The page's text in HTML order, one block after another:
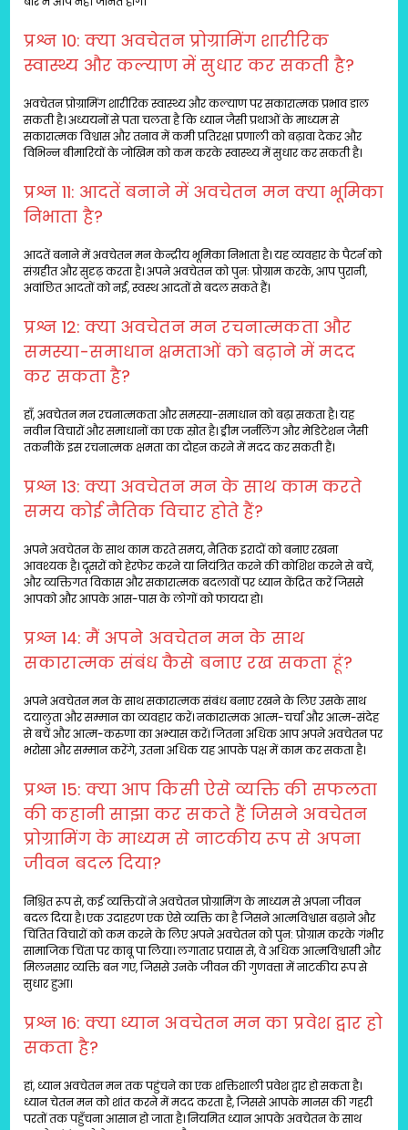
प्रश्न 10: क्या अवचेतन प्रोग्रामिंग शारीरिक
स्वास्थ्य और कल्याण में सुधार कर सकती है?
अवचेतन प्रोग्रामिंग शारीरिक स्वास्थ्य और कल्याण पर सकारात्मक प्रभाव डाल
सकती है। अध्ययनों से पता चलता है कि ध्यान जैसी प्रथाओं के माध्यम से
सकारात्मक विश्वास और तनाव में कमी प्रतिरक्षा प्रणाली को बढ़ावा देकर और
विभिन्न बीमारियों के जोखिम को कम करके स्वास्थ्य में सुधार कर सकती है।
प्रश्न 11: आदतें बनाने में अवचेतन मन क्या भूमिका
निभाता है?
आदतें बनाने में अवचेतन मन केन्द्रीय भूमिका निभाता है। यह व्यवहार के पैटर्न को
संग्रहीत और सुदृढ़ करता है। अपने अवचेतन को पुनः प्रोग्राम करके, आप पुरानी, ​​
अवांछित आदतों को नई, स्वस्थ आदतों से बदल सकते हैं।
प्रश्न 12: क्या अवचेतन मन रचनात्मकता और
समस्या-समाधान क्षमताओं को बढ़ाने में मदद
कर सकता है?
हाँ, अवचेतन मन रचनात्मकता और समस्या-समाधान को बढ़ा सकता है। यह
नवीन विचारों और समाधानों का एक स्रोत है। ड्रीम जर्नलिंग और मेडिटेशन जैसी
तकनीकें इस रचनात्मक क्षमता का दोहन करने में मदद कर सकती हैं।
प्रश्न 13: क्या अवचेतन मन के साथ काम करते
समय कोई नैतिक विचार होते हैं?
अपने अवचेतन के साथ काम करते समय, नैतिक इरादों को बनाए रखना
आवश्यक है। दूसरों को हेरफेर करने या नियंत्रित करने की कोशिश करने से बचें,
और व्यक्तिगत विकास और सकारात्मक बदलावों पर ध्यान केंद्रित करें जिससे
आपको और आपके आस-पास के लोगों को फायदा हो।
प्रश्न 14: मैं अपने अवचेतन मन के साथ
सकारात्मक संबंध कैसे बनाए रख सकता हूं?
अपने अवचेतन मन के साथ सकारात्मक संबंध बनाए रखने के लिए उसके साथ
दयालुता और सम्मान का व्यवहार करें। नकारात्मक आत्म-चर्चा और आत्म-संदेह
से बचें और आत्म-करुणा का अभ्यास करें। जितना अधिक आप अपने अवचेतन पर
भरोसा और सम्मान करेंगे, उतना अधिक यह आपके पक्ष में काम कर सकता है।
प्रश्न 15: क्या आप किसी ऐसे व्यक्ति की सफलता
की कहानी साझा कर सकते हैं जिसने अवचेतन
प्रोग्रामिंग के माध्यम से नाटकीय रूप से अपना
जीवन बदल दिया?
निश्चित रूप से, कई व्यक्तियों ने अवचेतन प्रोग्रामिंग के माध्यम से अपना जीवन
बदल दिया है। एक उदाहरण एक ऐसे व्यक्ति का है जिसने आत्मविश्वास बढ़ाने और
चिंतित विचारों को कम करने के लिए अपने अवचेतन को पुन: प्रोग्राम करके गंभीर
सामाजिक चिंता पर काबू पा लिया। लगातार प्रयास से, वे अधिक आत्मविश्वासी और
मिलनसार व्यक्ति बन गए, जिससे उनके जीवन की गुणवत्ता में नाटकीय रूप से
सुधार हुआ।
प्रश्न 16: क्या ध्यान अवचेतन मन का प्रवेश द्वार हो
सकता है?
हां, ध्यान अवचेतन मन तक पहुंचने का एक शक्तिशाली प्रवेश द्वार हो सकता है।
ध्यान चेतन मन को शांत करने में मदद करता है, जिससे आपके मानस की गहरी
परतों तक पहुँचना आसान हो जाता है। नियमित ध्यान आपके अवचेतन के साथ